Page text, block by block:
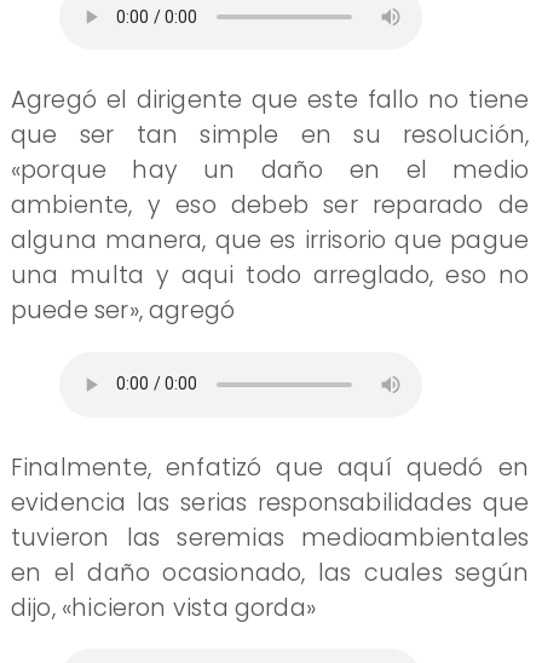
Agregó el dirigente que este fallo no tiene
que ser tan simple en su resolución,
«porque hay un daño en el medio
ambiente, y eso debeb ser reparado de
alguna manera, que es irrisorio que pague
una multa y aqui todo arreglado, eso no
puede ser», agregó
Finalmente, enfatizó que aquí quedó en
evidencia las serias responsabilidades que
tuvieron las seremias medioambientales
en el daño ocasionado, las cuales según
dijo, «hicieron vista gorda»